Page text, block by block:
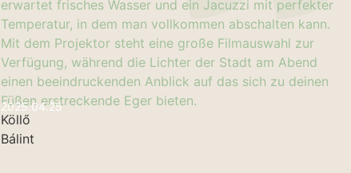
erwartet frisches Wasser und ein Jacuzzi mit perfekter
Temperatur, in dem man vollkommen abschalten kann.
Mit dem Projektor steht eine große Filmauswahl zur
Verfügung, während die Lichter der Stadt am Abend
einen beeindruckenden Anblick auf das sich zu deinen
Füßen erstreckende Eger bieten.
Köllő
Bálint
2025.04.25